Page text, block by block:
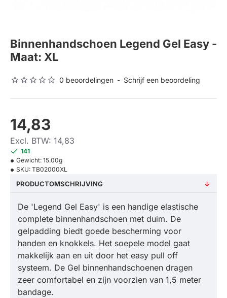
Binnenhandschoen Legend Gel Easy -
Maat: XL
0 beoordelingen - Schrijf een beoordeling
14,83
Excl. BTW: 14,83
141
Gewicht: 15.00g
SKU: TB02000XL
PRODUCTOMSCHRIJVING
De 'Legend Gel Easy' is een handige elastische
complete binnenhandschoen met duim. De
gelpadding biedt goede bescherming voor
handen en knokkels. Het soepele model gaat
makkelijk aan en uit door het easy pull off
systeem. De Gel binnenhandschoenen dragen
zeer comfortabel en zijn voorzien van 1,5 meter
bandage.